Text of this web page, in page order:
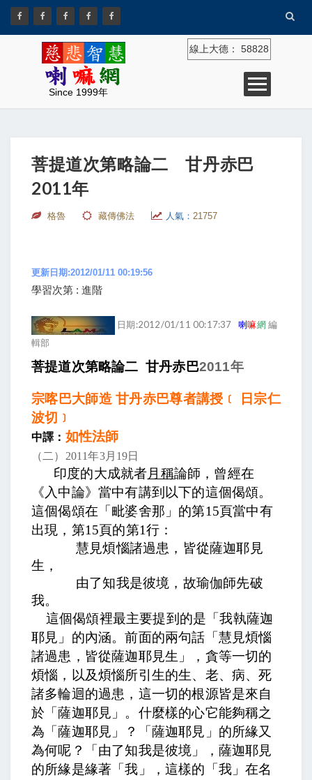
Since 1999年
線上大德： 58828
菩提道次第略論二 甘丹赤巴
2011年
格魯 藏傳佛法 人氣： 21757
更新日期:2012/01/11 00:19:56
學習次第 : 進階
日期:2012/01/11 00:17:37喇嘛網編
輯部
菩提道次第略論二 甘丹赤巴2011年
宗喀巴大師造 甘丹赤巴尊者講授﹝ 日宗仁
波切﹞
中譯： 如性法師
（二） 2011年3月 19日
印度的大成就者月稱論師，曾經在
《入中論》當中有講到以下的這個偈頌。
這個偈頌在「毗婆舍那」的第15頁當中有
出現，第15頁的第1行：
慧見煩惱諸過患，皆從薩迦耶見
生，
由了知我是彼境，故瑜伽師先破
我。
這個偈頌裡最主要提到的是「我執薩迦
耶見」的內涵。前面的兩句話「慧見煩惱
諸過患，皆從薩迦耶見生」，貪等一切的
煩惱，以及煩惱所引生的生、老、病、死
諸多輪迴的過患，這一切的根源皆是來自
於「薩迦耶見」。什麼樣的心它能夠稱之
為「薩迦耶見」？「薩迦耶見」的所緣又
為何呢？「由了知我是彼境」，薩迦耶見
的所緣是緣著「我」，這樣的「我」在名